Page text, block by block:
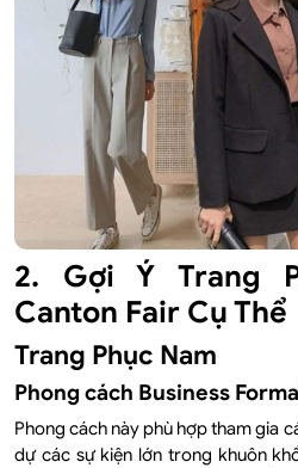
2. Gợi Ý Trang
Canton Fair Cụ Thể
Trang Phục Nam
Phong cách Business
Phong cách này phù hợp tham gia
dự các sự kiện lớn trong khuôn